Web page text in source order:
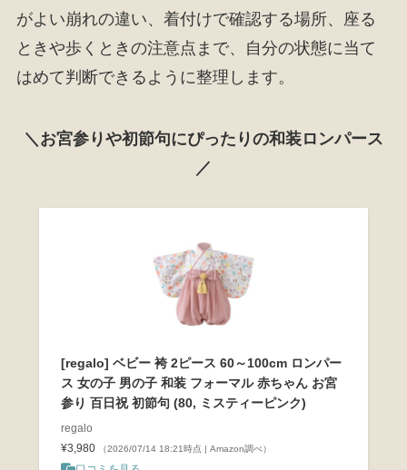
がよい崩れの違い、着付けで確認する場所、座る
ときや歩くときの注意点まで、自分の状態に当て
はめて判断できるように整理します。
＼お宮参りや初節句にぴったりの和装ロンパース
／
[regalo] ベビー 袴 2ピース 60～100cm ロンパー
ス 女の子 男の子 和装 フォーマル 赤ちゃん お宮
参り 百日祝 初節句 (80, ミスティーピンク)
regalo
¥3,980
（2026/07/14 18:21時点 | Amazon調べ）